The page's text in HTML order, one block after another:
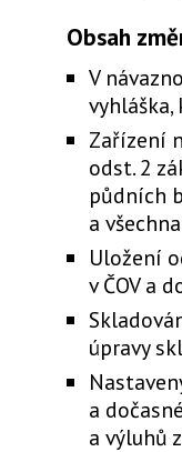
Obsah
V
Zařízení
odst. 2
půdních
a
Uložení
v ČOV a
úpravy
a
a výluhů